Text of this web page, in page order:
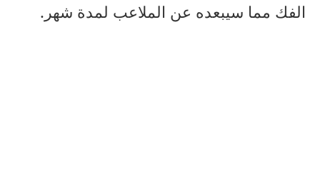
الفك مما سيبعده عن الملاعب لمدة شهر.